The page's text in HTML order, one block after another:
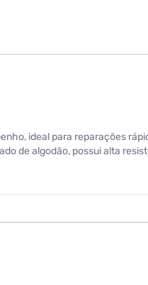
ideal para reparações
de algodão, possui alta